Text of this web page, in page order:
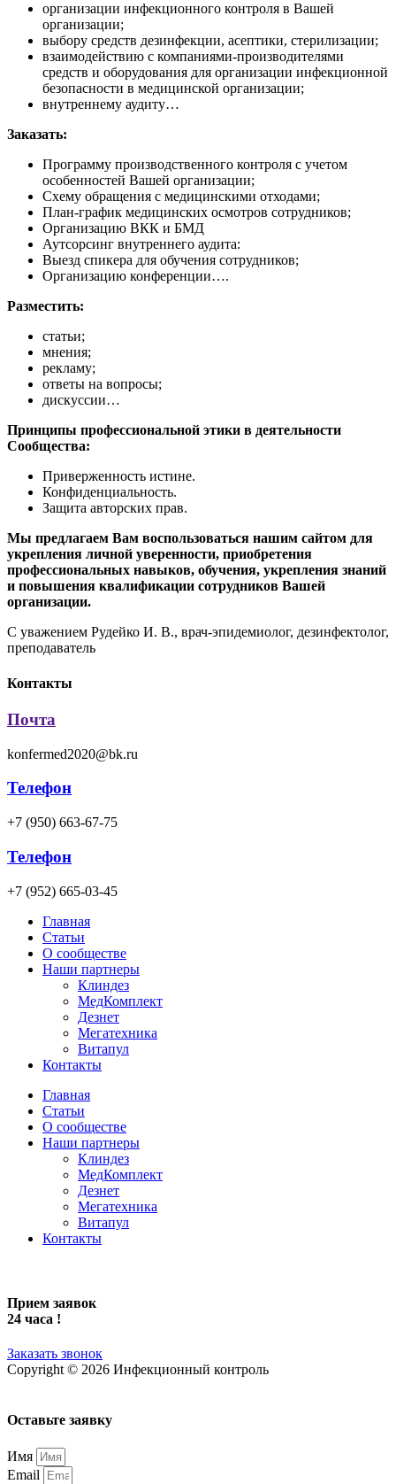
организации инфекционного контроля в Вашей
организации;
выбору средств дезинфекции, асептики, стерилизации;
взаимодействию с компаниями-производителями
средств и оборудования для организации инфекционной
безопасности в медицинской организации;
внутреннему аудиту…
Заказать:
Программу производственного контроля с учетом
особенностей Вашей организации;
Схему обращения с медицинскими отходами;
План-график медицинских осмотров сотрудников;
Организацию ВКК и БМД
Аутсорсинг внутреннего аудита:
Выезд спикера для обучения сотрудников;
Организацию конференции….
Разместить:
статьи;
мнения;
рекламу;
ответы на вопросы;
дискуссии…
Принципы профессиональной этики в деятельности
Сообщества:
Приверженность истине.
Конфиденциальность.
Защита авторских прав.
Мы предлагаем Вам воспользоваться нашим сайтом для
укрепления личной уверенности, приобретения
профессиональных навыков, обучения, укрепления знаний
и повышения квалификации сотрудников Вашей
организации.
С уважением Рудейко И. В., врач-эпидемиолог, дезинфектолог,
преподаватель
Контакты
Почта
konfermed2020@bk.ru
Телефон
+7 (950) 663-67-75
Телефон
+7 (952) 665-03-45
Главная
Статьи
О сообществе
Наши партнеры
Клиндез
МедКомплект
Дезнет
Мегатехника
Витапул
Контакты
Главная
Статьи
О сообществе
Наши партнеры
Клиндез
МедКомплект
Дезнет
Мегатехника
Витапул
Контакты
Прием заявок
24 часа !
Заказать звонок
Copyright © 2026 Инфекционный контроль
Оставьте заявку
Имя
Email